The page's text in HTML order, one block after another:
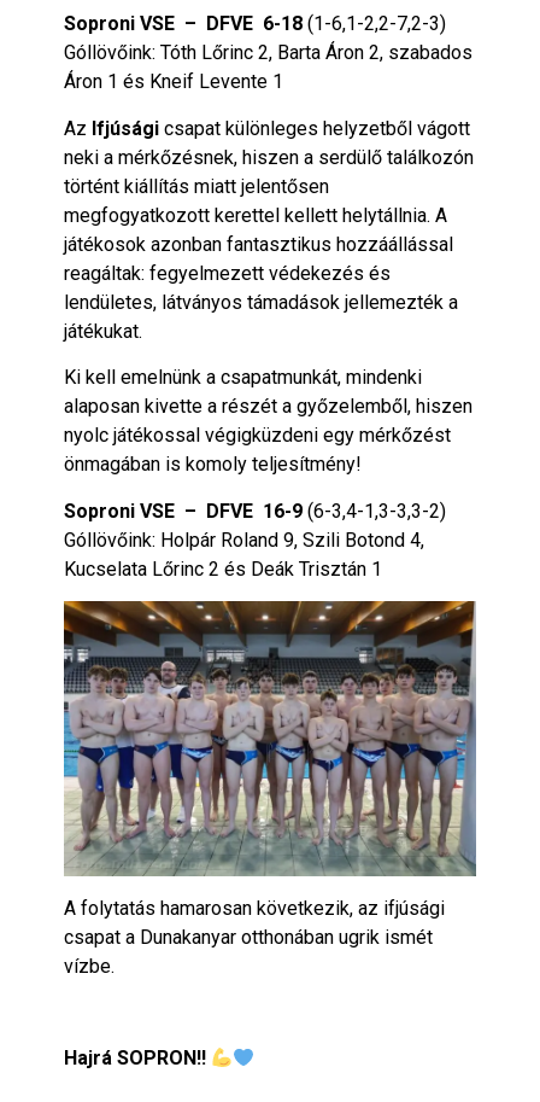
Soproni VSE – DFVE 6-18(1-6,1-2,2-7,2-3)
Góllövőink: Tóth Lőrinc 2, Barta Áron 2, szabados
Áron 1 és Kneif Levente 1
Az Ifjúságicsapat különleges helyzetből vágott
neki a mérkőzésnek, hiszen a serdülő találkozón
történt kiállítás miatt jelentősen
megfogyatkozott kerettel kellett helytállnia. A
játékosok azonban fantasztikus hozzáállással
reagáltak: fegyelmezett védekezés és
lendületes, látványos támadások jellemezték a
játékukat.
Ki kell emelnünk a csapatmunkát, mindenki
alaposan kivette a részét a győzelemből, hiszen
nyolc játékossal végigküzdeni egy mérkőzést
önmagában is komoly teljesítmény!
Soproni VSE – DFVE 16-9(6-3,4-1,3-3,3-2)
Góllövőink: Holpár Roland 9, Szili Botond 4,
Kucselata Lőrinc 2 és Deák Trisztán 1
A folytatás hamarosan következik, az ifjúsági
csapat a Dunakanyar otthonában ugrik ismét
vízbe.
Hajrá SOPRON!!